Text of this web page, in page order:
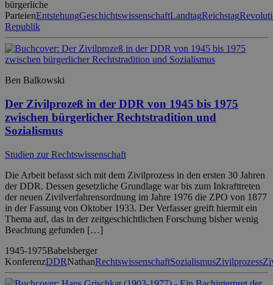
bürgerliche
ParteienEntstehungGeschichtswissenschaftLandtagReichstag
Republik
Ben Balkowski
Der Zivilprozeß in der DDR von 1945 bis 1975
zwischen bürgerlicher Rechtstradition und
Sozialismus
Studien zur Rechtswissenschaft
Die Arbeit befasst sich mit dem Zivilprozess in den ersten 30 Jahren
der DDR. Dessen gesetzliche Grundlage war bis zum Inkrafttreten
der neuen Zivilverfahrensordnung im Jahre 1976 die ZPO von 1877
in der Fassung von Oktober 1933. Der Verfasser greift hiermit ein
Thema auf, das in der zeitgeschichtlichen Forschung bisher wenig
Beachtung gefunden […]
1945-1975Babelsberger
KonferenzDDRNathanRechtswissenschaftSozialismusZivilprozess